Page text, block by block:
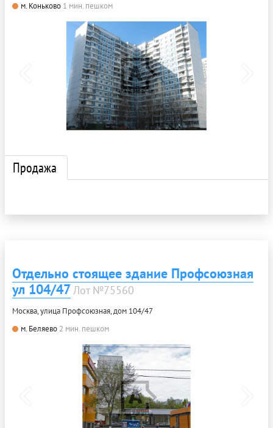
м. Коньково 1 мин. пешком
Продажа
Отдельно стоящее здание Профсоюзная
ул 104/47Лот №75560
Москва, улица Профсоюзная, дом 104/47
м. Беляево 2 мин. пешком